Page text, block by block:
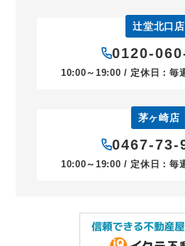
辻堂北口店
0120-
10:00～19:00 / 定休日：毎
茅ヶ崎店
0467-73-
10:00～19:00 / 定休日：毎